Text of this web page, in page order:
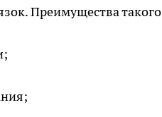
Преимущества